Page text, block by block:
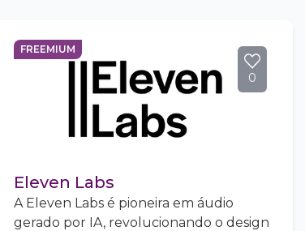
FREEMIUM
0
Eleven Labs
A Eleven Labs é pioneira em áudio
gerado por IA, revolucionando o design